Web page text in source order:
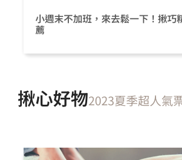
小週末不加班，來去鬆一下！揪巧
薦
揪心好物2023夏季超人氣